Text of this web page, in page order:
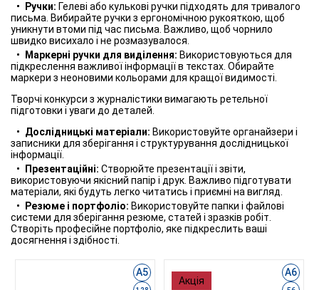
Ручки: Гелеві або кулькові ручки підходять для тривалого
письма. Вибирайте ручки з ергономічною рукояткою, щоб
уникнути втоми під час письма. Важливо, щоб чорнило
швидко висихало і не розмазувалося.
Маркерні ручки для виділення: Використовуються для
підкреслення важливої інформації в текстах. Обирайте
маркери з неоновими кольорами для кращої видимості.
Творчі конкурси з журналістики вимагають ретельної
підготовки і уваги до деталей.
Дослідницькі матеріали: Використовуйте органайзери і
записники для зберігання і структурування дослідницької
інформації.
Презентаційні: Створюйте презентації і звіти,
використовуючи якісний папір і друк. Важливо підготувати
матеріали, які будуть легко читатись і приємні на вигляд.
Резюме і портфоліо: Використовуйте папки і файлові
системи для зберігання резюме, статей і зразків робіт.
Створіть професійне портфоліо, яке підкреслить ваші
досягнення і здібності.
А5
Акція
А6